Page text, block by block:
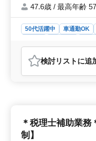
47.6歳 / 最高年齢
50代活躍中 車通勤OK
おすすめポイント
＜経験者歓迎の会計事
に位置する会計事務所
を募集しています。5
ちの方を歓迎し、正社
きたい方に最適な職
この職場では、記帳入
検討リスト に追
＊税理士補助業務
制】